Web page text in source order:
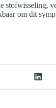
stofwisseling,
om dit